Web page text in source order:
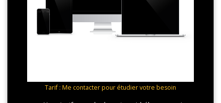
Tarif : Me contacter pour étudier votre besoin